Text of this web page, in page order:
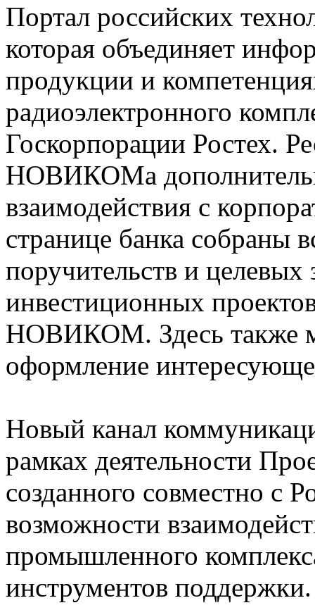
Портал российских
которая объединяет
продукции и
радиоэлектронного
Госкорпорации Ростех.
НОВИКОМа
взаимодействия с
странице банка собраны
поручительств и целевых
инвестиционных
НОВИКОМ. Здесь также
оформление
Новый канал
рамках деятельности
созданного совместно с
возможности
промышленного
инструментов